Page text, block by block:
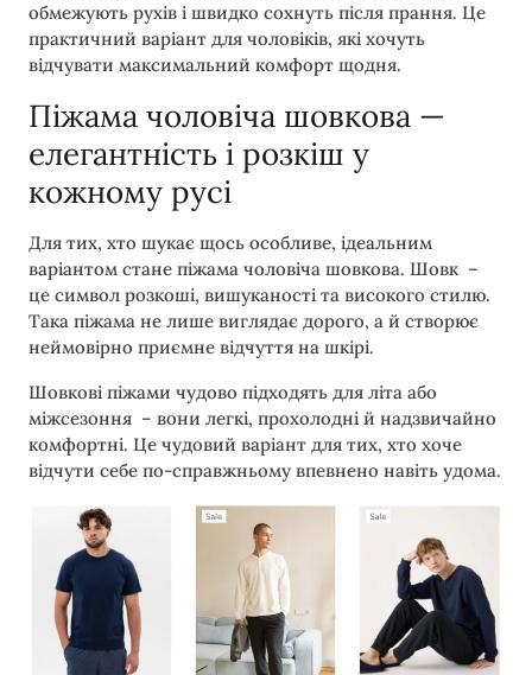
обмежують рухів і швидко сохнуть після прання. Це
практичний варіант для чоловіків, які хочуть
відчувати максимальний комфорт щодня.
Піжама чоловіча шовкова —
елегантність і розкіш у
кожному русі
Для тих, хто шукає щось особливе, ідеальним
варіантом стане піжама чоловіча шовкова. Шовк –
це символ розкоші, вишуканості та високого стилю.
Така піжама не лише виглядає дорого, а й створює
неймовірно приємне відчуття на шкірі.
Шовкові піжами чудово підходять для літа або
міжсезоння – вони легкі, прохолодні й надзвичайно
комфортні. Це чудовий варіант для тих, хто хоче
відчути себе по-справжньому впевнено навіть удома.